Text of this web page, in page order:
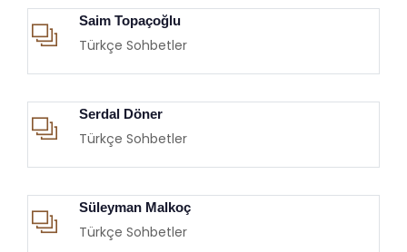
Saim Topaçoğlu
Türkçe Sohbetler
Serdal Döner
Türkçe Sohbetler
Süleyman Malkoç
Türkçe Sohbetler